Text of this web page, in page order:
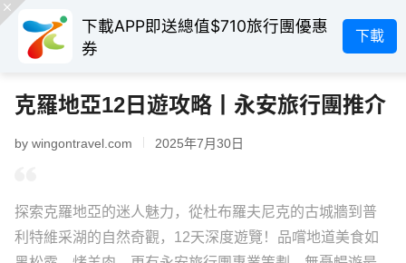
下載APP即送總值$710旅行團優惠
券
下載
克羅地亞12日遊攻略丨永安旅行團推介
by wingontravel.com 2025年7月30日
探索克羅地亞的迷人魅力，從杜布羅夫尼克的古城牆到普
利特維采湖的自然奇觀，12天深度遊覽！品嚐地道美食如